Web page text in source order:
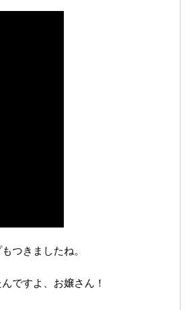
つきましたね。
ですよ、お嬢さん！